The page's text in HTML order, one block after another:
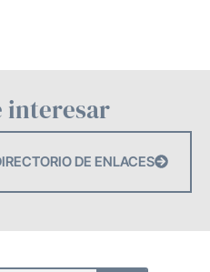
interesar
DE ENLACES